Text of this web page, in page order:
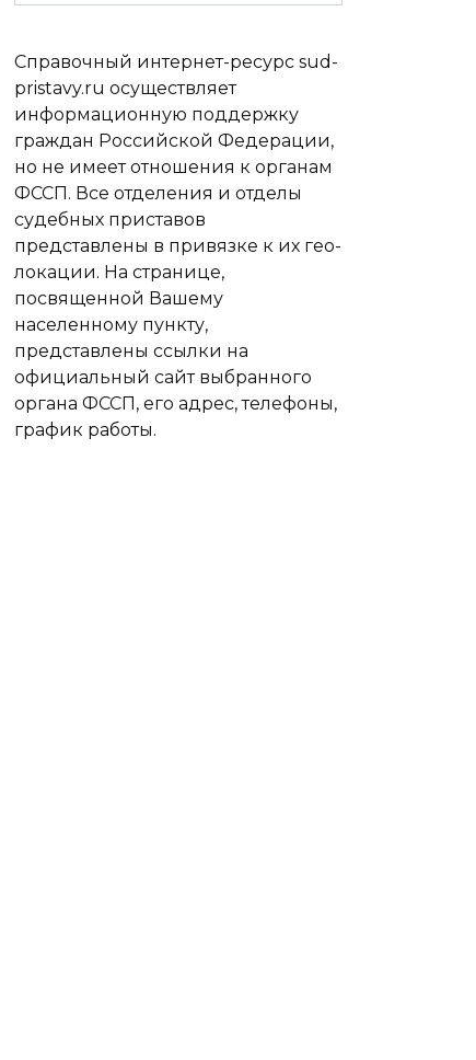
Справочный интернет-ресурс sud-
pristavy.ru осуществляет
информационную поддержку
граждан Российской Федерации,
но не имеет отношения к органам
ФССП. Все отделения и отделы
судебных приставов
представлены в привязке к их гео-
локации. На странице,
посвященной Вашему
населенному пункту,
представлены ссылки на
официальный сайт выбранного
органа ФССП, его адрес, телефоны,
график работы.